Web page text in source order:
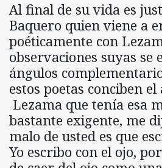
Al final de su vida es
Baquero quien viene a
poéticamente con
observaciones suyas se
ángulos
estos poetas conciben
Lezama que tenía esa
bastante exigente, me
malo de usted es que
Yo escribo con el ojo,